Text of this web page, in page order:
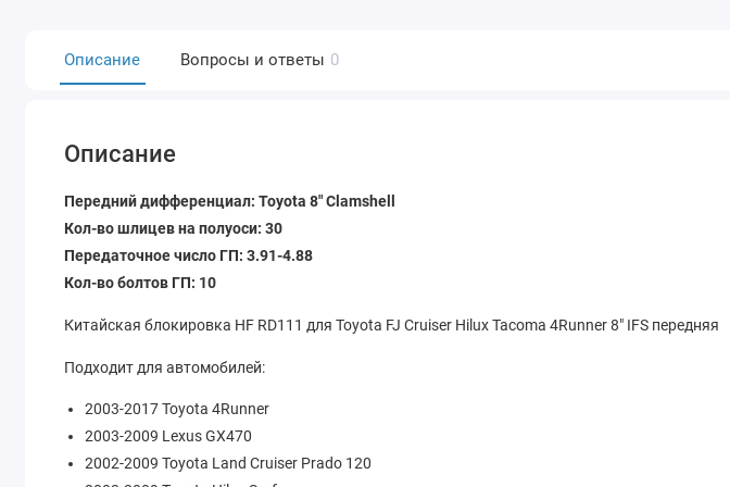
Описание Вопросы и ответы 0
Описание
Передний дифференциал: Toyota 8" Clamshell
Кол-во шлицев на полуоси: 30
Передаточное число ГП: 3.91-4.88
Кол-во болтов ГП: 10
Китайская блокировка HF RD111 для Toyota FJ Cruiser Hilux Tacoma 4Runner 8" IFS передняя
Подходит для автомобилей:
2003-2017 Toyota 4Runner
2003-2009 Lexus GX470
2002-2009 Toyota Land Cruiser Prado 120